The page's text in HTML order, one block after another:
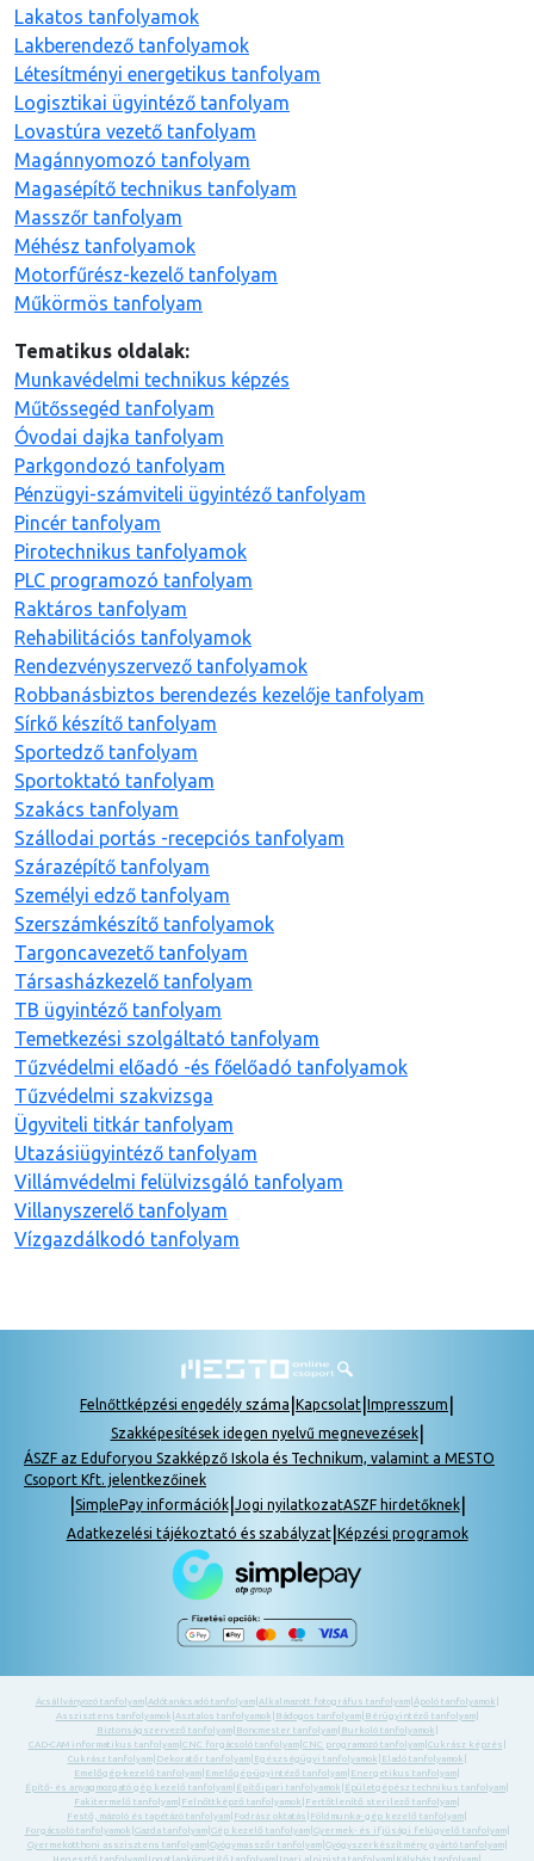
Lakatos tanfolyamok
Lakberendező tanfolyamok
Létesítményi energetikus tanfolyam
Logisztikai ügyintéző tanfolyam
Lovastúra vezető tanfolyam
Magánnyomozó tanfolyam
Magasépítő technikus tanfolyam
Masszőr tanfolyam
Méhész tanfolyamok
Motorfűrész-kezelő tanfolyam
Műkörmös tanfolyam
Tematikus oldalak:
Munkavédelmi technikus képzés
Műtőssegéd tanfolyam
Óvodai dajka tanfolyam
Parkgondozó tanfolyam
Pénzügyi-számviteli ügyintéző tanfolyam
Pincér tanfolyam
Pirotechnikus tanfolyamok
PLC programozó tanfolyam
Raktáros tanfolyam
Rehabilitációs tanfolyamok
Rendezvényszervező tanfolyamok
Robbanásbiztos berendezés kezelője tanfolyam
Sírkő készítő tanfolyam
Sportedző tanfolyam
Sportoktató tanfolyam
Szakács tanfolyam
Szállodai portás -recepciós tanfolyam
Szárazépítő tanfolyam
Személyi edző tanfolyam
Szerszámkészítő tanfolyamok
Targoncavezető tanfolyam
Társasházkezelő tanfolyam
TB ügyintéző tanfolyam
Temetkezési szolgáltató tanfolyam
Tűzvédelmi előadó -és főelőadó tanfolyamok
Tűzvédelmi szakvizsga
Ügyviteli titkár tanfolyam
Utazásiügyintéző tanfolyam
Villámvédelmi felülvizsgáló tanfolyam
Villanyszerelő tanfolyam
Vízgazdálkodó tanfolyam
Felnőttképzési engedély száma Kapcsolat Impresszum
Szakképesítések idegen nyelvű megnevezések|
ÁSZF az Eduforyou Szakképző Iskola és Technikum, valamint a MESTO
Csoport Kft. jelentkezőinek
SimplePay információk| Jogi nyilatkozatASZF hirdetőknek|
Adatkezelési tájékoztató és szabályzat| Képzési programok
Ácsállványozó tanfolyam| Adótanácsadó tanfolyam| Alkalmazott fotográfus tanfolyam| Ápoló tanfolyamok
Asszisztens tanfolyamok Asztalos tanfolyamok Bádogos tanfolyam| Bérügyintéző tanfolyam|
Biztonságszervező tanfolyam| Boncmester tanfolyam| Burkoló tanfolyamok
CAD-CAM informatikus tanfolyam| CNC forgácsoló tanfolyam| CNC programozó tanfolyam| Cukrász képzés
Cukrász tanfolyam| Dekoratőr tanfolyam| Egészségügyi tanfolyamok Eladó tanfolyamok
Emelőgép-kezelő tanfolyam Emelőgép-ügyintéző tanfolyam Energetikus tanfolyam
Építő- és anyagmozgató gép kezelő tanfolyam Építőipari tanfolyamok Épületgépész technikus tanfolyam
Fakitermelő tanfolyam Felnőttképző tanfolyamok Fertőtlenítő sterilező tanfolyam
Festő, mázoló és tapétázó tanfolyam Fodrász oktatás Földmunka- gép kezelő tanfolyam
Forgácsoló tanfolyamok Gazda tanfolyam| Gép kezelő tanfolyam| Gyermek- és ifjúsági felügyelő tanfolyam|
Gyermekotthoni asszisztens tanfolyam| Gyógymasszőr tanfolyam| Gyógyszerkészítmény gyártó tanfolyam|